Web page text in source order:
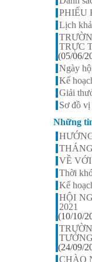
PHIẾU
Lịch
TRỰC
(05/06/
Ngày
Kế
Giải
Sơ đồ
Những
VỀ
Thời
Kế
HỘI
2021
(10/10/
(24/09/
CHÀO